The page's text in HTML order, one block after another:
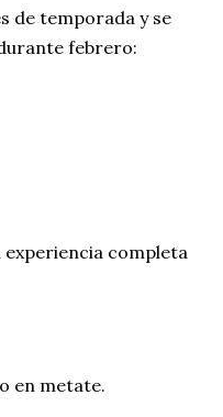
de temporada y se
febrero:
experiencia completa
en metate.